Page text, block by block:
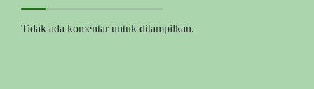
Tidak ada komentar untuk ditampilkan.